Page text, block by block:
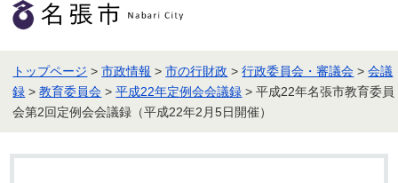
トップページ >市政情報 >市の行財政 >行政委員会・審議会 >会議
録 >教育委員会 >平成22年定例会会議録 > 平成22年名張市教育委員
会第2回定例会会議録（平成22年2月5日開催）